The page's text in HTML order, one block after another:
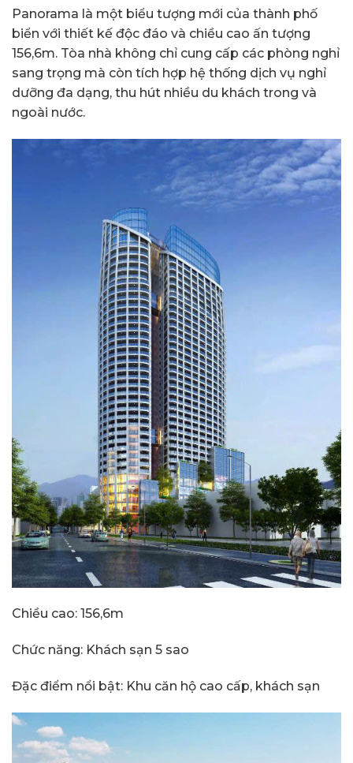
Panorama là một biểu tượng mới của thành phố
biển với thiết kế độc đáo và chiều cao ấn tượng
156,6m. Tòa nhà không chỉ cung cấp các phòng nghỉ
sang trọng mà còn tích hợp hệ thống dịch vụ nghỉ
dưỡng đa dạng, thu hút nhiều du khách trong và
ngoài nước.
Chiều cao: 156,6m
Chức năng: Khách sạn 5 sao
Đặc điểm nổi bật: Khu căn hộ cao cấp, khách sạn